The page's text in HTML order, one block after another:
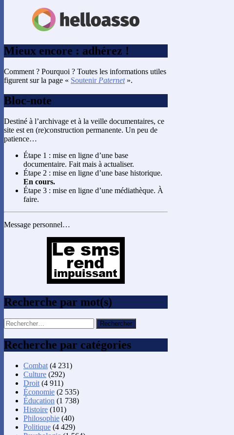
Mieux encore : adhérez !
Comment ? Pourquoi ? Toutes les informations utiles
figurent sur la page « Soutenir Paternet».
Bloc-note
Destiné à l’archivage et à la veille documentaires, ce
site est en (re)construction permanente. Un peu de
patience…
Étape 1 : mise en ligne d’une base
documentaire. Fait mais à actualiser.
Étape 2 : mise en ligne d’une base historique.
En cours.
Étape 3 : mise en ligne d’une médiathèque. À
faire.
Message personnel…
Recherche par mot(s)
Rechercher :
Recherche par catégories
Combat (4 231)
Culture (292)
Droit (4 911)
Économie (2 535)
Éducation (1 738)
Histoire (101)
Philosophie (40)
Politique (4 429)